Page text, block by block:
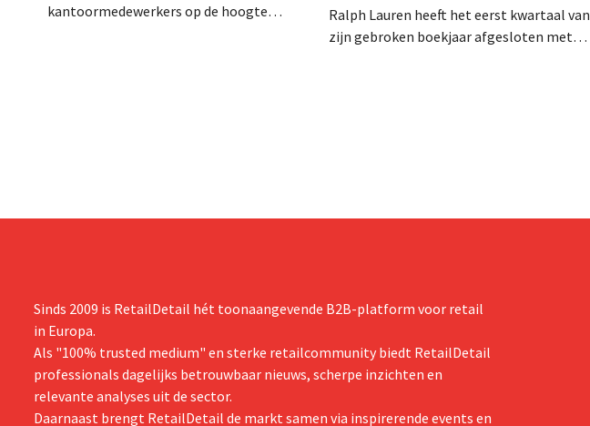
kantoormedewerkers op de hoogte
Ralph Lauren heeft het eerst kwartaal van
zijn gebroken boekjaar afgesloten met
Sinds 2009 is RetailDetail hét toonaangevende B2B-platform voor retail
in Europa.
Als "100% trusted medium" en sterke retailcommunity biedt RetailDetail
professionals dagelijks betrouwbaar nieuws, scherpe inzichten en
relevante analyses uit de sector.
Daarnaast brengt RetailDetail de markt samen via inspirerende events en